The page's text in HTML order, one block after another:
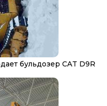
бульдозер CAT D9R